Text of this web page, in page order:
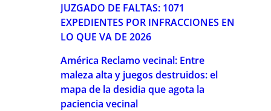
JUZGADO DE FALTAS: 1071
EXPEDIENTES POR INFRACCIONES EN
LO QUE VA DE 2026
América Reclamo vecinal: Entre
maleza alta y juegos destruidos: el
mapa de la desidia que agota la
paciencia vecinal